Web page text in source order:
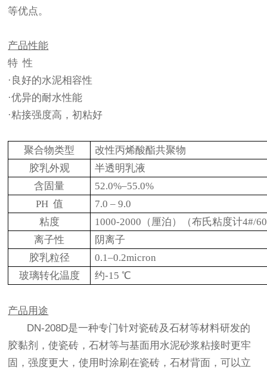
等优点。
产品性能
特 性
·良好的水泥相容性
·优异的耐水性能
·粘接强度高，初粘好
聚合物类型
改性丙烯酸酯共聚物
胶乳外观
半透明乳液
含固量
52.0%–55.0%
PH 值
7.0 – 9.0
粘度
1000-2000 （厘泊）（布氏粘度计4#/
离子性
阴离子
胶乳粒径
0.1–0.2micron
玻璃转化温度
约-15 ℃
产品用途
DN-208D是一种专门针对瓷砖及石材等材料研发的
胶黏剂，使瓷砖，石材等与基面用水泥砂浆粘接时更牢
固，强度更大，使用时涂刷在瓷砖，石材背面，可以立